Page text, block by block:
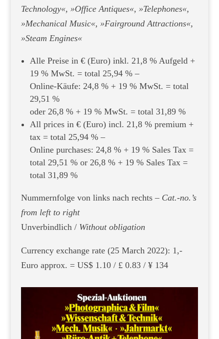
Technology«, »Office Antiques«, »Telephones«,
»Mechanical Music«, »Fairground Attractions«,
»Steam Engines«
Alle Preise in € (Euro) inkl. 21,8 % Aufgeld +
19 % MwSt. = total 25,94 % –
Online-Käufe: 24,8 % + 19 % MwSt. = total
29,51 %
oder 26,8 % + 19 % MwSt. = total 31,89 %
All prices in € (Euro) incl. 21,8 % premium +
tax = total 25,94 % –
Online purchases: 24,8 % + 19 % Sales Tax =
total 29,51 % or 26,8 % + 19 % Sales Tax =
total 31,89 %
Nummernfolge von links nach rechts – Cat.-no.’s
from left to right
Unverbindlich / Without obligation
Currency exchange rate (25 March 2022): 1,-
Euro approx. = US$ 1.10 / £ 0.83 / ¥ 134